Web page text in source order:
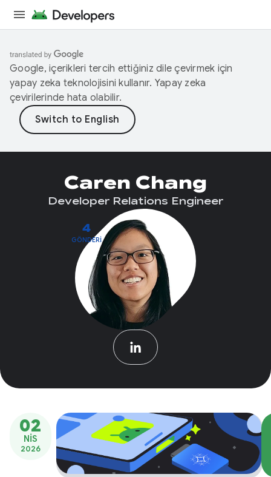
Google, içerikleri tercih ettiğiniz dile çevirmek için
yapay zeka teknolojisini kullanır. Yapay zeka
çevirilerinde hata olabilir.
4
GÖNDERI
Caren Chang
Developer Relations Engineer
02
NIS
2026